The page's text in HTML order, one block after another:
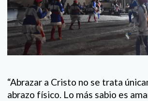
“Abrazar a Cristo no se trata
abrazo físico. Lo más sabio es